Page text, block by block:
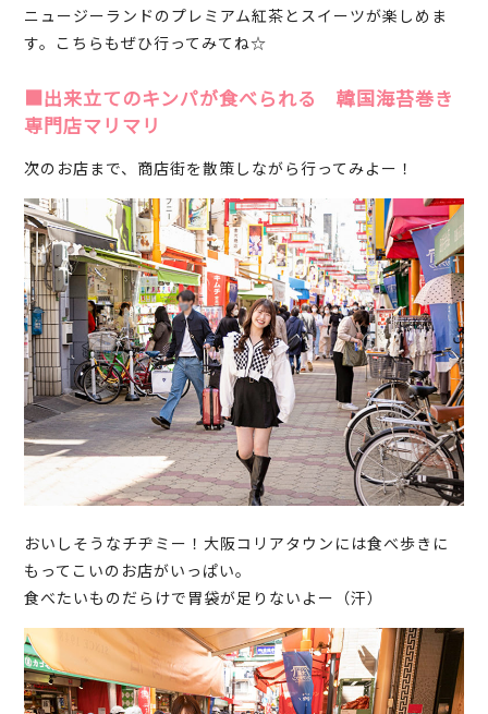
ニュージーランドのプレミアム紅茶とスイーツが楽しめま
す。こちらもぜひ行ってみてね☆
■出来立てのキンパが食べられる 韓国海苔巻き
専門店マリマリ
次のお店まで、商店街を散策しながら行ってみよー！
おいしそうなチヂミー！大阪コリアタウンには食べ歩きに
もってこいのお店がいっぱい。
食べたいものだらけで胃袋が足りないよー（汗）